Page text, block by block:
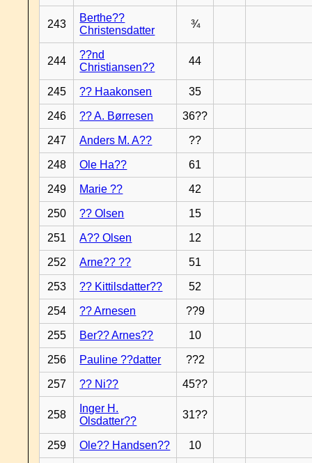
243
Berthe??
Christensdatter
¾
244
??nd
Christiansen??
44
245 ?? Haakonsen 35
246 ?? A. Børresen 36??
247 Anders M. A?? ??
248 Ole Ha?? 61
249 Marie ?? 42
250 ?? Olsen 15
251 A?? Olsen 12
252 Arne?? ?? 51
253 ?? Kittilsdatter?? 52
254 ?? Arnesen ??9
255 Ber?? Arnes?? 10
256 Pauline ??datter ??2
257 ?? Ni?? 45??
258
Inger H.
Olsdatter??
31??
259 Ole?? Handsen?? 10